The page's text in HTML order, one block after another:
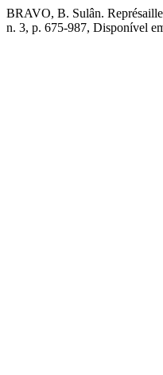
BRAVO, B. Sulân.
n. 3, p. 675-987, Disponível